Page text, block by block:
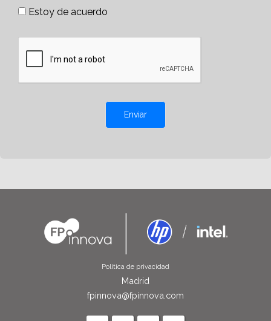
Estoy de acuerdo
Enviar
Política de privacidad
Madrid
fpinnova@fpinnova.com